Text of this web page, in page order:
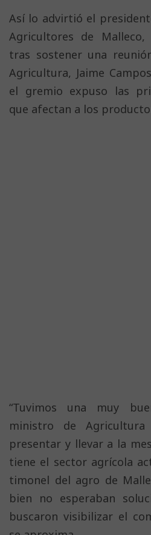
Así lo advirtió el
Agricultores de Malleco,
tras sostener una
Agricultura, Jaime
el gremio expuso las
que afectan a los
“Tuvimos una muy
ministro de
presentar y llevar a la
tiene el sector agrícola
timonel del agro de
bien no esperaban
buscaron visibilizar el